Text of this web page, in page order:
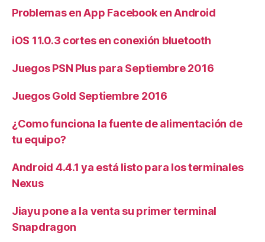
Problemas en App Facebook en Android
iOS 11.0.3 cortes en conexión bluetooth
Juegos PSN Plus para Septiembre 2016
Juegos Gold Septiembre 2016
¿Como funciona la fuente de alimentación de
tu equipo?
Android 4.4.1 ya está listo para los terminales
Nexus
Jiayu pone a la venta su primer terminal
Snapdragon